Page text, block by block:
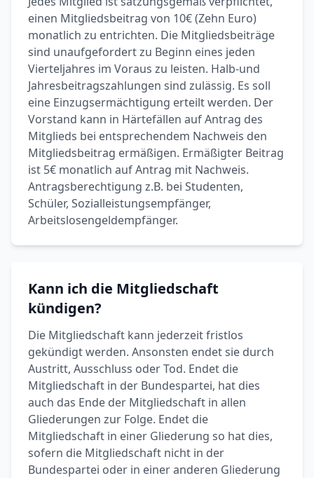
einen Mitgliedsbeitrag von 10€ (Zehn Euro)
monatlich zu entrichten. Die Mitgliedsbeiträge
sind unaufgefordert zu Beginn eines jeden
Vierteljahres im Voraus zu leisten. Halb-und
Jahresbeitragszahlungen sind zulässig. Es soll
eine Einzugsermächtigung erteilt werden. Der
Vorstand kann in Härtefällen auf Antrag des
Mitglieds bei entsprechendem Nachweis den
Mitgliedsbeitrag ermäßigen. Ermäßigter Beitrag
ist 5€ monatlich auf Antrag mit Nachweis.
Antragsberechtigung z.B. bei Studenten,
Schüler, Sozialleistungsempfänger,
Arbeitslosengeldempfänger.
Kann ich die Mitgliedschaft
kündigen?
Die Mitgliedschaft kann jederzeit fristlos
gekündigt werden. Ansonsten endet sie durch
Austritt, Ausschluss oder Tod. Endet die
Mitgliedschaft in der Bundespartei, hat dies
auch das Ende der Mitgliedschaft in allen
Gliederungen zur Folge. Endet die
Mitgliedschaft in einer Gliederung so hat dies,
sofern die Mitgliedschaft nicht in der
Bundespartei oder in einer anderen Gliederung